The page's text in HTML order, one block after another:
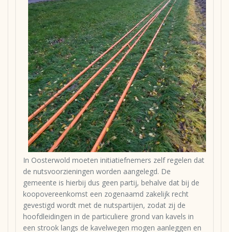
In Oosterwold moeten initiatiefnemers zelf regelen dat
de nutsvoorzieningen worden aangelegd. De
gemeente is hierbij dus geen partij, behalve dat bij de
koopovereenkomst een zogenaamd zakelijk recht
gevestigd wordt met de nutspartijen, zodat zij de
hoofdleidingen in de particuliere grond van kavels in
een strook langs de kavelwegen mogen aanleggen en